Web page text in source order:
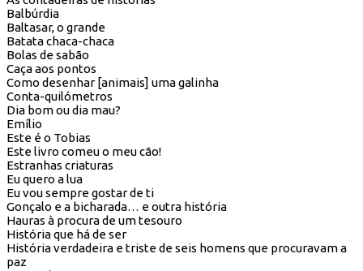
Balbúrdia
Baltasar, o grande
Batata chaca-chaca
Bolas de sabão
Caça aos pontos
Como desenhar [animais] uma galinha
Conta-quilómetros
Dia bom ou dia mau?
Emílio
Este é o Tobias
Este livro comeu o meu cão!
Estranhas criaturas
Eu quero a lua
Eu vou sempre gostar de ti
Gonçalo e a bicharada… e outra história
Hauras à procura de um tesouro
História que há de ser
História verdadeira e triste de seis homens que procuravam a
paz